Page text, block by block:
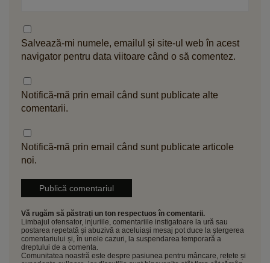
Salvează-mi numele, emailul și site-ul web în acest
navigator pentru data viitoare când o să comentez.
Notifică-mă prin email când sunt publicate alte
comentarii.
Notifică-mă prin email când sunt publicate articole
noi.
Vă rugăm să păstrați un ton respectuos în comentarii.
Limbajul ofensator, injuriile, comentariile instigatoare la ură sau
postarea repetată și abuzivă a aceluiași mesaj pot duce la ștergerea
comentariului și, în unele cazuri, la suspendarea temporară a
dreptului de a comenta.
Comunitatea noastră este despre pasiunea pentru mâncare, rețete și